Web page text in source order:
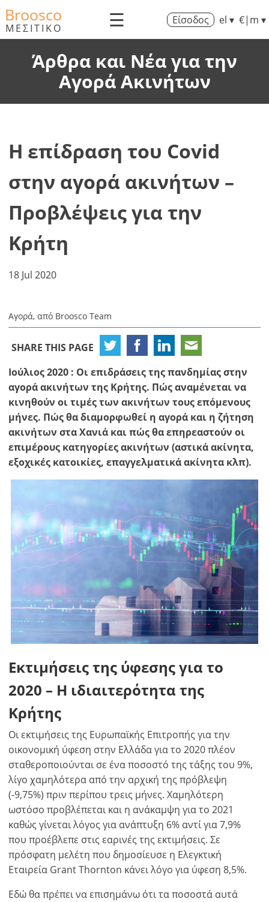
Broosco
ΜΕΣΙΤΙΚΟ ☰ Είσοδος el ▾ €|m ▾
Άρθρα και Νέα για την
Αγορά Ακινήτων
Η επίδραση του Covid
στην αγορά ακινήτων –
Προβλέψεις για την
Κρήτη
18 Jul 2020
Αγορά, από Broosco Team
SHARE THIS PAGE
Ιούλιος 2020 : Οι επιδράσεις της πανδημίας στην
αγορά ακινήτων της Κρήτης. Πώς αναμένεται να
κινηθούν οι τιμές των ακινήτων τους επόμενους
μήνες. Πώς θα διαμορφωθεί η αγορά και η ζήτηση
ακινήτων στα Χανιά και πώς θα επηρεαστούν οι
επιμέρους κατηγορίες ακινήτων (αστικά ακίνητα,
εξοχικές κατοικίες, επαγγελματικά ακίνητα κλπ).
Εκτιμήσεις της ύφεσης για το
2020 – Η ιδιαιτερότητα της
Κρήτης
Οι εκτιμήσεις της Ευρωπαϊκής Επιτροπής για την
οικονομική ύφεση στην Ελλάδα για το 2020 πλέον
σταθεροποιούνται σε ένα ποσοστό της τάξης του 9%,
λίγο χαμηλότερα από την αρχική της πρόβλεψη
(-9,75%) πριν περίπου τρεις μήνες. Χαμηλότερη
ωστόσο προβλέπεται και η ανάκαμψη για το 2021
καθώς γίνεται λόγος για ανάπτυξη 6% αντί για 7,9%
που προέβλεπε στις εαρινές της εκτιμήσεις. Σε
πρόσφατη μελέτη που δημοσίευσε η Ελεγκτική
Εταιρεία Grant Thornton κάνει λόγο για ύφεση 8,5%.
Εδώ θα πρέπει να επισημάνω ότι τα ποσοστά αυτά